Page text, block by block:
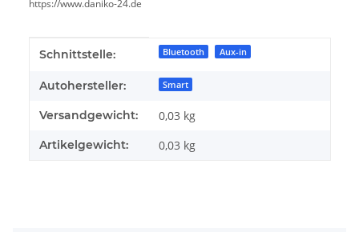
https://www.daniko-24.de
Produkteigenschaft
Wert
Schnittstelle: Bluetooth Aux-in
Autohersteller: Smart
Versandgewicht: 0,03 kg
Artikelgewicht: 0,03 kg